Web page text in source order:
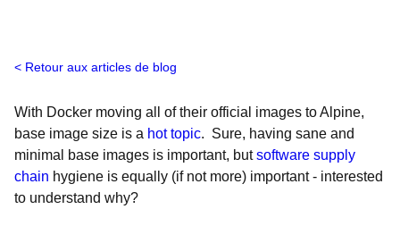
Retour aux articles de blog
With Docker moving all of their official images to Alpine,
base image size is a hot topic. Sure, having sane and
minimal base images is important, butsoftware supply
chain hygiene is equally (if not more) important - interested
to understand why?